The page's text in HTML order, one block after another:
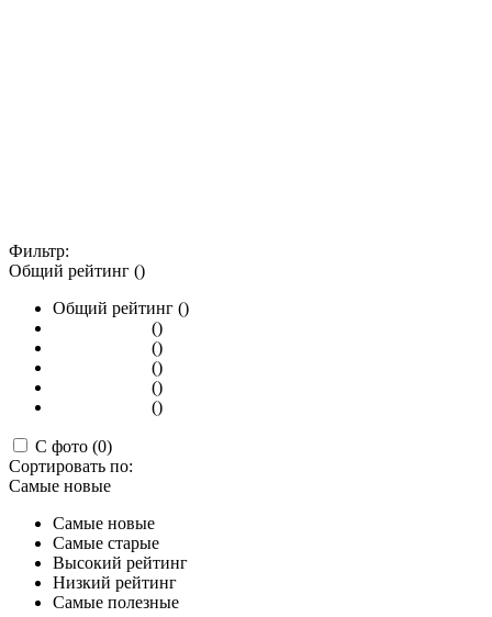
Фильтр:
Общий рейтинг ()
Общий рейтинг ()
()
()
()
()
()
С фото (0)
Сортировать по:
Самые новые
Самые новые
Самые старые
Высокий рейтинг
Низкий рейтинг
Самые полезные